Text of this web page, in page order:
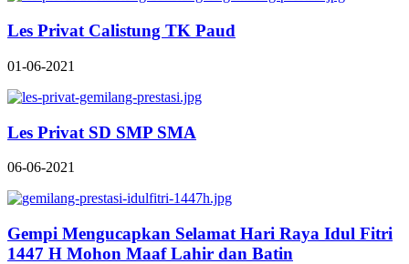
Les Privat Calistung TK Paud
01-06-2021
Les Privat SD SMP SMA
06-06-2021
Gempi Mengucapkan Selamat Hari Raya Idul Fitri
1447 H Mohon Maaf Lahir dan Batin